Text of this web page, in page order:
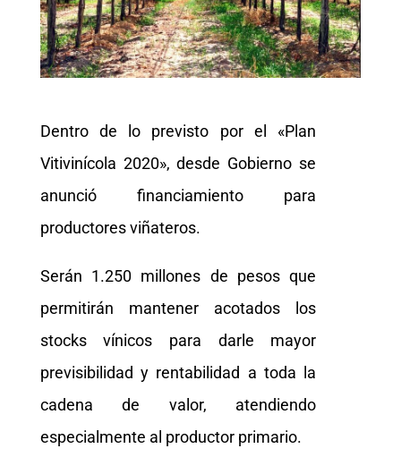
Dentro de lo previsto por el «Plan
Vitivinícola 2020», desde Gobierno se
anunció financiamiento para
productores viñateros.
Serán 1.250 millones de pesos que
permitirán mantener acotados los
stocks vínicos para darle mayor
previsibilidad y rentabilidad a toda la
cadena de valor, atendiendo
especialmente al productor primario.